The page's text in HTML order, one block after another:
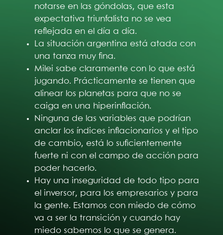
notarse en las góndolas, que esta
expectativa triunfalista no se vea
reflejada en el día a día.
La situación argentina está atada con
una tanza muy fina.
Milei sabe claramente con lo que está
jugando. Prácticamente se tienen que
alinear los planetas para que no se
caiga en una hiperinflación.
Ninguna de las variables que podrían
anclar los índices inflacionarios y el tipo
de cambio, está lo suficientemente
fuerte ni con el campo de acción para
poder hacerlo.
Hay una inseguridad de todo tipo para
el inversor, para los empresarios y para
la gente. Estamos con miedo de cómo
va a ser la transición y cuando hay
miedo sabemos lo que se genera.